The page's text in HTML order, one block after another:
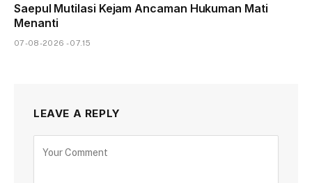
Saepul Mutilasi Kejam Ancaman Hukuman Mati
Menanti
07-08-2026 - 07.15
LEAVE A REPLY